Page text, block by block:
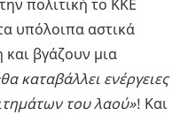
πολιτική το ΚΚΕ
υπόλοιπα αστικά
βγάζουν μια
καταβάλλει ενέργειες
του λαού»! Και